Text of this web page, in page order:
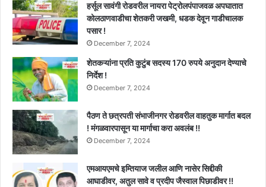
हर्सूल सावंगी रोडवरील नायरा पेट्रोलपंपाजवळ अपघातात
कोलठाणवाडीचा शेतकरी जखमी, धडक देवून गाडीचालक
पसार !
December 7, 2024
शेतकऱ्यांना प्रति कुटुंब सदस्य 170 रुपये अनुदान देण्याचे
निर्देश !
December 7, 2024
पैठण ते छत्रपती संभाजीनगर रोडवरील वाहतुक मार्गात बदल
! मंगळवारपासून या मार्गाचा करा अवलंब !!
December 7, 2024
एमआयएमचे इम्तियाज जलील आणि नासेर सिद्दीकी
आघाडीवर, अतुल सावे व प्रदीप जैस्वाल पिछाडीवर !!